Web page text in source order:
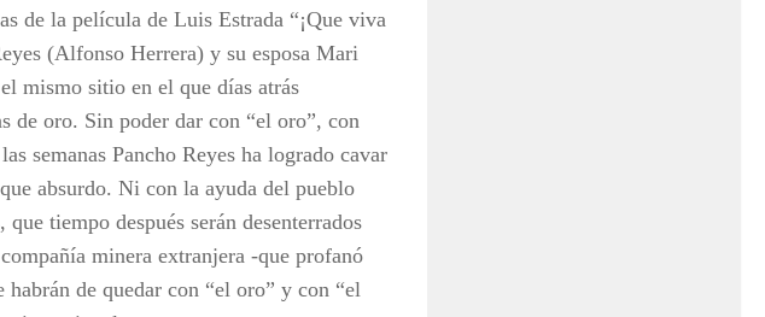
de la película de Luis Estrada “¡Que viva
(Alfonso Herrera) y su esposa Mari
mismo sitio en el que días atrás
de oro. Sin poder dar con “el oro”, con
semanas Pancho Reyes ha logrado cavar
absurdo. Ni con la ayuda del pueblo
tiempo después serán desenterrados
minera extranjera -que profanó
de quedar con “el oro” y con “el